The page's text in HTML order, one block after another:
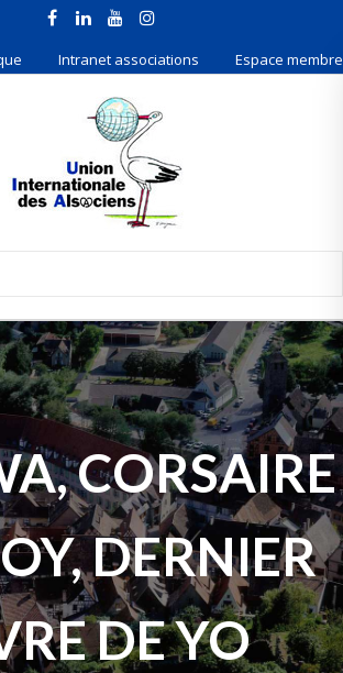
Intranet associations Espace membre
CORSAIRE
DERNIER
DE YO